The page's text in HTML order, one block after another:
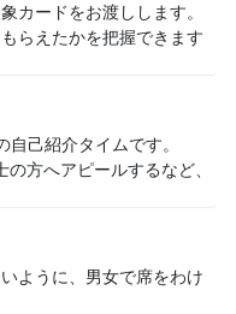
カードをお渡しします。
らえたかを把握できます
己紹介タイムです。
方へアピールするなど、
ように、男女で席をわけ